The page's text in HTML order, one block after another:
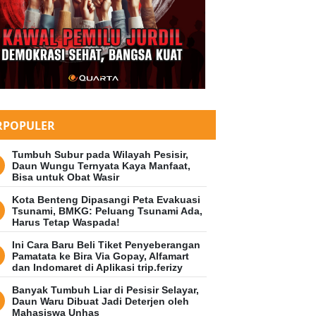
Tumbuh Subur pada Wilayah Pesisir,
Daun Wungu Ternyata Kaya Manfaat,
Bisa untuk Obat Wasir
Kota Benteng Dipasangi Peta Evakuasi
Tsunami, BMKG: Peluang Tsunami Ada,
Harus Tetap Waspada!
Ini Cara Baru Beli Tiket Penyeberangan
Pamatata ke Bira Via Gopay, Alfamart
dan Indomaret di Aplikasi trip.ferizy
Banyak Tumbuh Liar di Pesisir Selayar,
Daun Waru Dibuat Jadi Deterjen oleh
Mahasiswa Unhas